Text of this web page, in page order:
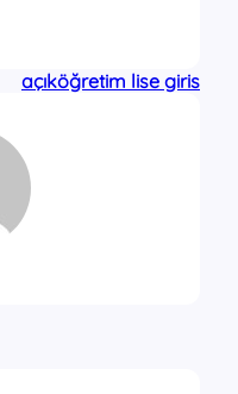
açıköğretim lise giris